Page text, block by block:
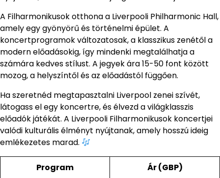
A Filharmonikusok otthona a Liverpooli Philharmonic Hall,
amely egy gyönyörű és történelmi épület. A
koncertprogramok változatosak, a klasszikus zenétől a
modern előadásokig, így mindenki megtalálhatja a
számára kedves stílust. A jegyek ára 15-50 font között
mozog, a helyszíntől és az előadástól függően.
Ha szeretnéd megtapasztalni Liverpool zenei szívét,
látogass el egy koncertre, és élvezd a világklasszis
előadók játékát. A Liverpooli Filharmonikusok koncertjei
valódi kulturális élményt nyújtanak, amely hosszú ideig
emlékezetes marad.
Program Ár (GBP)